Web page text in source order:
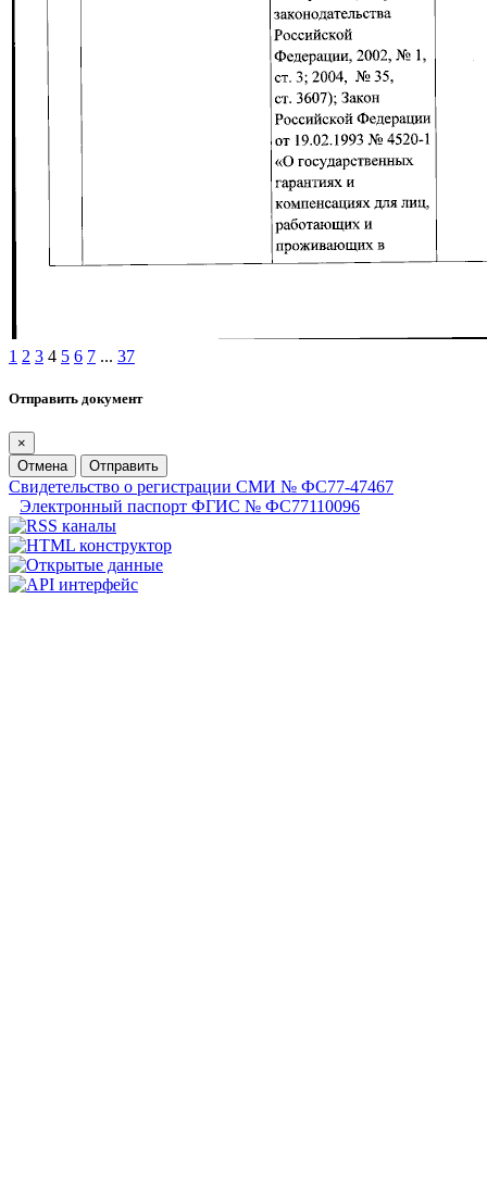
1 2 3 4 5 6 7 ... 37
Отправить документ
×
Отмена
Отправить
Свидетельство о регистрации СМИ № ФС77-47467
Электронный паспорт ФГИС № ФС77110096